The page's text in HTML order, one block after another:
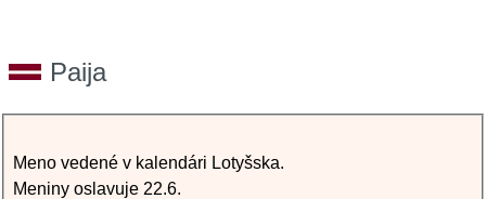
Paija
Meno vedené v kalendári Lotyšska.
Meniny oslavuje 22.6.